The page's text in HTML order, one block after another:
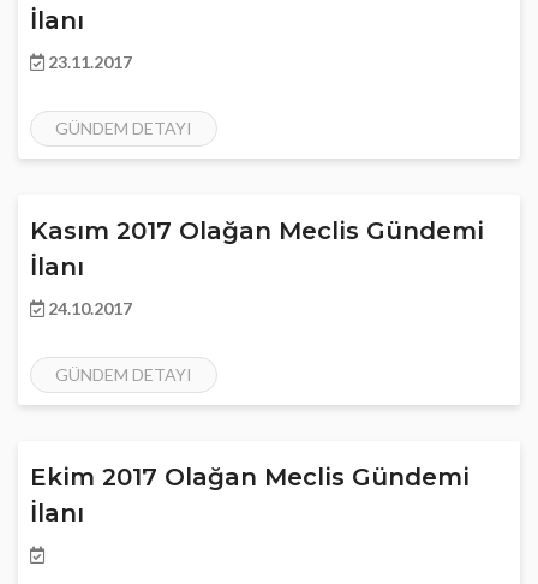
İlanı
23.11.2017
GÜNDEM DETAYI
Kasım 2017 Olağan Meclis Gündemi
İlanı
24.10.2017
GÜNDEM DETAYI
Ekim 2017 Olağan Meclis Gündemi
İlanı